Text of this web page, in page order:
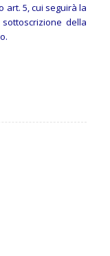
art. 5, cui seguirà la
della